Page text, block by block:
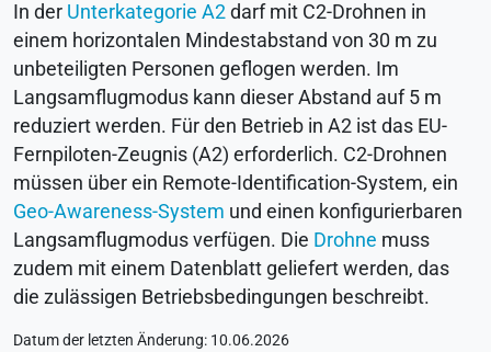
In der Unterkategorie A2 darf mit C2-Drohnen in
einem horizontalen Mindestabstand von 30 m zu
unbeteiligten Personen geflogen werden. Im
Langsamflugmodus kann dieser Abstand auf 5 m
reduziert werden. Für den Betrieb in A2 ist das EU-
Fernpiloten-Zeugnis (A2) erforderlich. C2-Drohnen
müssen über ein Remote-Identification-System, ein
Geo-Awareness-System und einen konfigurierbaren
Langsamflugmodus verfügen. Die Drohne muss
zudem mit einem Datenblatt geliefert werden, das
die zulässigen Betriebsbedingungen beschreibt.
Datum der letzten Änderung: 10.06.2026